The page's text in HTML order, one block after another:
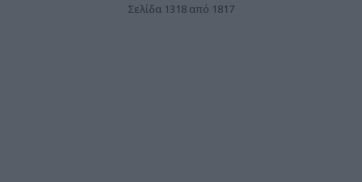
Σελίδα 1318 από 1817